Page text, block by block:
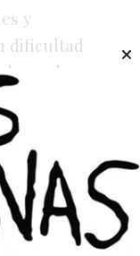
y
dificultad
a